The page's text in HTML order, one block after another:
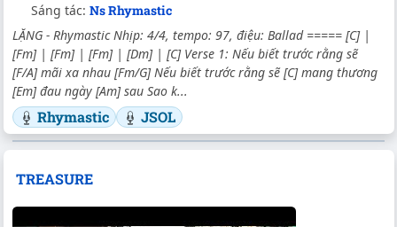
Sáng tác: Ns Rhymastic
LẶNG - Rhymastic Nhịp: 4/4, tempo: 97, điệu: Ballad ===== [C] |
[Fm] | [Fm] | [Fm] | [Dm] | [C] Verse 1: Nếu biết trước rằng sẽ
[F/A] mãi xa nhau [Fm/G] Nếu biết trước rằng sẽ [C] mang thương
[Em] đau ngày [Am] sau Sao k...
Rhymastic JSOL
TREASURE